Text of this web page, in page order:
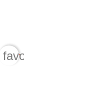
favorite_border